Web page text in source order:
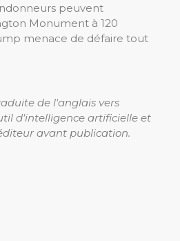
peuvent
Monument à 120
menace de défaire tout
de l'anglais vers
d'intelligence artificielle et
avant publication.